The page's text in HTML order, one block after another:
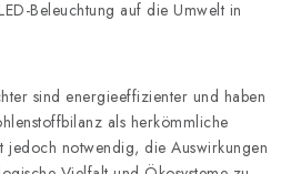
Beleuchtung auf die Umwelt in
sind energieeffizienter und haben
als herkömmliche
jedoch notwendig, die Auswirkungen